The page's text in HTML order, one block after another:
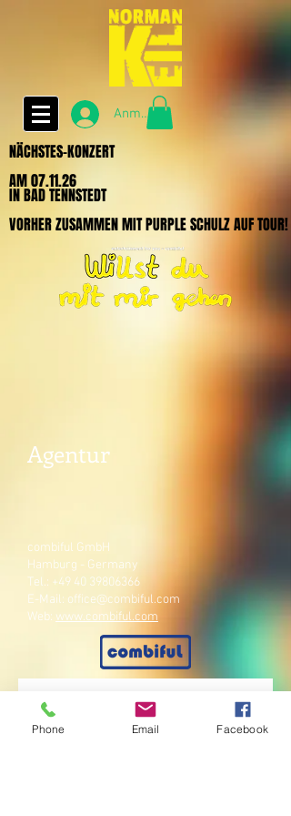
Anmelden
NÄCHSTES-KONZERT
AM 07.11.26
IN BAD TENNSTEDT
VORHER ZUSAMMEN MIT PURPLE SCHULZ AUF TOUR!
NÄCHSTES-KONZERT
AM 07.11.26
IN BAD TENNSTEDT
VORHER ZUSAMMEN MIT PURPLE SCHULZ AUF TOUR!
Agentur
combiful GmbH
Hamburg - Germany
Tel.: +49 40 39806366
E-Mail: office@combiful.com
Web: www.combiful.com
Phone Email Facebook